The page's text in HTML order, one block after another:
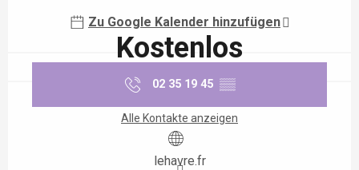
Zu Google Kalender hinzufügen
Kostenlos
02 35 19 45 ▒▒
Alle Kontakte anzeigen
lehavre.fr